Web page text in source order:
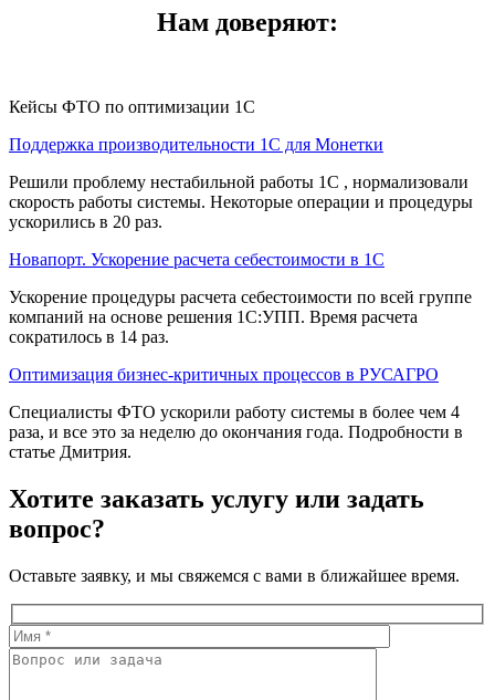
Нам доверяют:
Кейсы ФТО по оптимизации 1С
Поддержка производительности 1С для Монетки
Решили проблему нестабильной работы 1С , нормализовали
скорость работы системы. Некоторые операции и процедуры
ускорились в 20 раз.
Новапорт. Ускорение расчета себестоимости в 1С
Ускорение процедуры расчета себестоимости по всей группе
компаний на основе решения 1С:УПП. Время расчета
сократилось в 14 раз.
Оптимизация бизнес-критичных процессов в РУСАГРО
Специалисты ФТО ускорили работу системы в более чем 4
раза, и все это за неделю до окончания года. Подробности в
статье Дмитрия.
Хотите заказать услугу или задать
вопрос?
Оставьте заявку, и мы свяжемся с вами в ближайшее время.